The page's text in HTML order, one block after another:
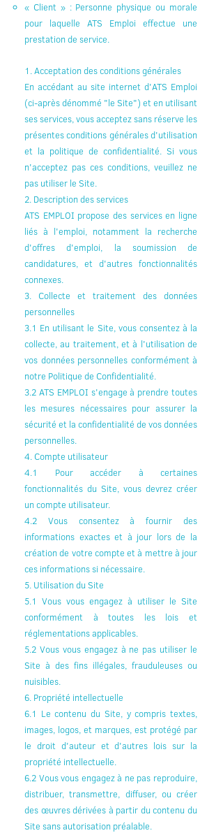
« Client » : Personne physique ou morale
pour laquelle ATS Emploi effectue une
prestation de service.
1. Acceptation des conditions générales
En accédant au site internet d'ATS Emploi
(ci-après dénommé "le Site") et en utilisant
ses services, vous acceptez sans réserve les
présentes conditions générales d'utilisation
et la politique de confidentialité. Si vous
n'acceptez pas ces conditions, veuillez ne
pas utiliser le Site.
2. Description des services
ATS EMPLOI propose des services en ligne
liés à l'emploi, notamment la recherche
d'offres d'emploi, la soumission de
candidatures, et d'autres fonctionnalités
connexes.
3. Collecte et traitement des données
personnelles
3.1 En utilisant le Site, vous consentez à la
collecte, au traitement, et à l'utilisation de
vos données personnelles conformément à
notre Politique de Confidentialité.
3.2 ATS EMPLOI s'engage à prendre toutes
les mesures nécessaires pour assurer la
sécurité et la confidentialité de vos données
personnelles.
4. Compte utilisateur
4.1 Pour accéder à certaines
fonctionnalités du Site, vous devrez créer
un compte utilisateur.
4.2 Vous consentez à fournir des
informations exactes et à jour lors de la
création de votre compte et à mettre à jour
ces informations si nécessaire.
5. Utilisation du Site
5.1 Vous vous engagez à utiliser le Site
conformément à toutes les lois et
réglementations applicables.
5.2 Vous vous engagez à ne pas utiliser le
Site à des fins illégales, frauduleuses ou
nuisibles.
6. Propriété intellectuelle
6.1 Le contenu du Site, y compris textes,
images, logos, et marques, est protégé par
le droit d'auteur et d'autres lois sur la
propriété intellectuelle.
6.2 Vous vous engagez à ne pas reproduire,
distribuer, transmettre, diffuser, ou créer
des œuvres dérivées à partir du contenu du
Site sans autorisation préalable.